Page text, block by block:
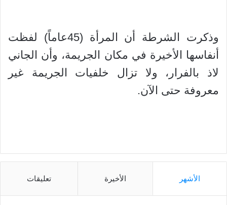
وذكرت الشرطة أن المرأة (45عاماً) لفظت
أنفاسها الأخيرة في مكان الجريمة، وأن الجاني
لاذ بالفرار، ولا تزال خلفيات الجريمة غير
معروفة حتى الآن.
الأشهر الأخيرة تعليقات